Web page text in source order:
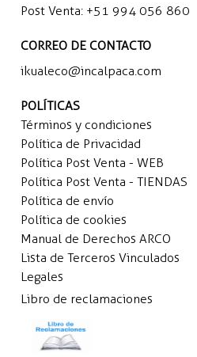
Post Venta: +51 994 056 860
CORREO DE CONTACTO
ikualeco@incalpaca.com
POLÍTICAS
Términos y condiciones
Política de Privacidad
Política Post Venta - WEB
Política Post Venta - TIENDAS
Política de envío
Política de cookies
Manual de Derechos ARCO
Lista de Terceros Vinculados
Legales
Libro de reclamaciones